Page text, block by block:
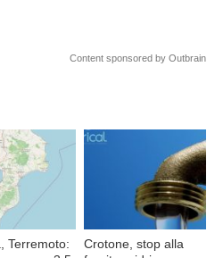
Content sponsored by Outbrain
Terremoto:
Crotone, stop alla